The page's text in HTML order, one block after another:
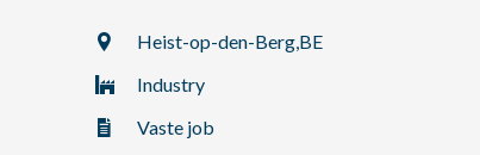
Heist-op-den-Berg,BE
Industry
Vaste job